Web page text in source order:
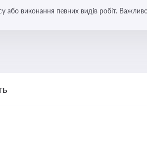
виконання певних видів робіт. Важливо